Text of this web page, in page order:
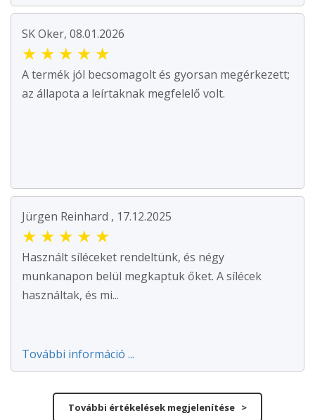
SK Oker, 08.01.2026
★ ★ ★ ★ ★
A termék jól becsomagolt és gyorsan megérkezett;
az állapota a leírtaknak megfelelő volt.
Jürgen Reinhard , 17.12.2025
★ ★ ★ ★ ★
Használt síléceket rendeltünk, és négy
munkanapon belül megkaptuk őket. A sílécek
használtak, és mi...
További információ ...
További értékelések megjelenítése >